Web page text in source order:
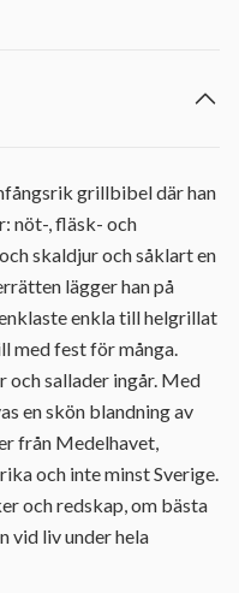
grillbibel där han
nöt-, fläsk- och
skaldjur och såklart en
lägger han på
enkla till helgrillat
med fest för många.
och sallader ingår. Med
en skön blandning av
från Medelhavet,
och inte minst Sverige.
och redskap, om bästa
vid liv under hela